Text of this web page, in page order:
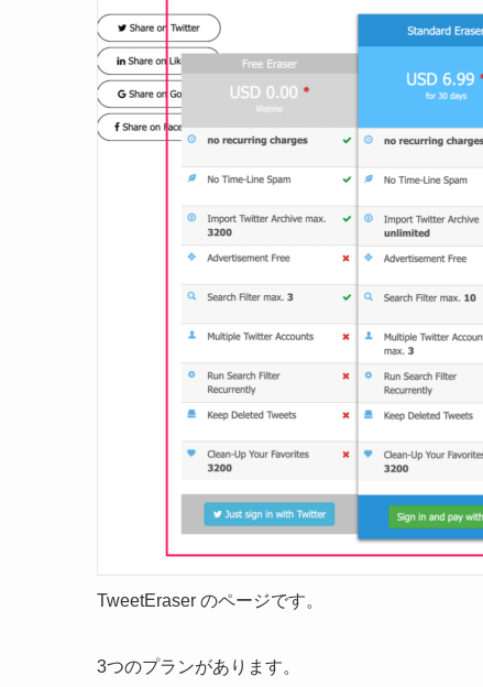
TweetEraser のページです。
3つのプランがあります。